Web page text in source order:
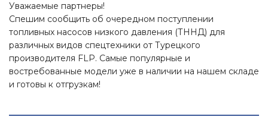
Уважаемые партнеры!
Спешим сообщить об очередном поступлении
топливных насосов низкого давления (ТННД) для
различных видов спецтехники от Турецкого
производителя FLP. Самые популярные и
востребованные модели уже в наличии на нашем складе
и готовы к отгрузкам!